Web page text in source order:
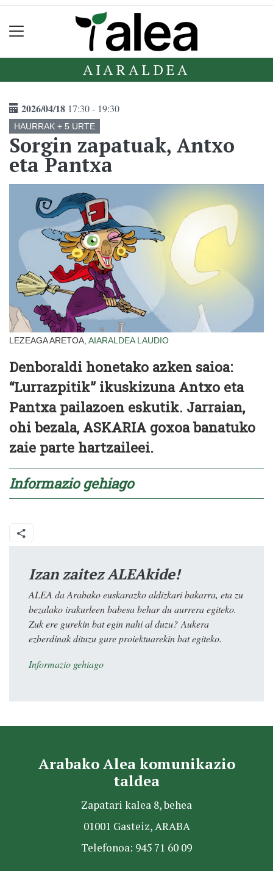
AIARALDEA
2026/04/18 17:30 - 19:30
HAURRAK + 5 URTE
Sorgin zapatuak, Antxo
eta Pantxa
LEZEAGA ARETOA, AIARALDEA LAUDIO
Denboraldi honetako azken saioa:
“Lurrazpitik” ikuskizuna Antxo eta
Pantxa pailazoen eskutik. Jarraian,
ohi bezala, ASKARIA goxoa banatuko
zaie parte hartzaileei.
Informazio gehiago
Izan zaitez ALEAkide!
ALEA da Arabako euskarazko aldizkari bakarra, eta zu
bezalako irakurleen babesa behar du aurrera egiteko.
Zuk ere gurekin bat egin nahi al duzu? Aukera
ezberdinak dituzu gure proiektuarekin bat egiteko.
Informazio gehiago
Arabako Alea komunikazio
taldea
Zapatari kalea 8, behea
01001 Gasteiz, ARABA
Telefonoa: 945 71 60 09